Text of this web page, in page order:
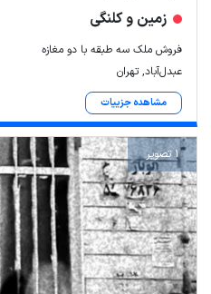
زمین و کلنگی
فروش ملک سه طبقه با دو مغازه
عبدل‌آباد, تهران
مشاهده جزییات
1 تصویر